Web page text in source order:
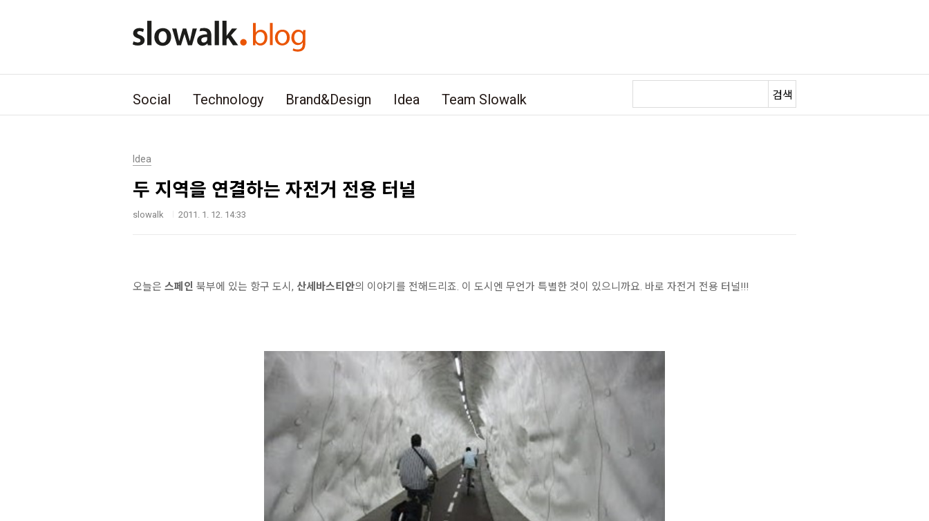
Social Technology Brand&Design Idea Team Slowalk 검색
Idea
두 지역을 연결하는 자전거 전용 터널
slowalk 2011. 1. 12. 14:33
오늘은 스페인 북부에 있는 항구 도시, 산세바스티안의 이야기를 전해드리죠. 이 도시엔 무언가 특별한 것이 있으니까요. 바로 자전거 전용 터널!!!